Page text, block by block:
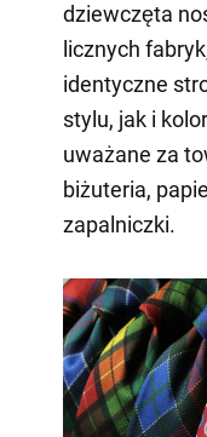
dziewczęta
licznych
identyczne
stylu, jak i
uważane za
biżuteria,
zapalniczki.